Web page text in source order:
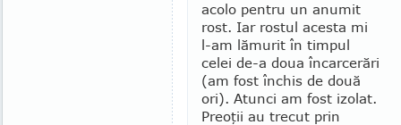
acolo pentru un anumit
rost. Iar rostul acesta mi
l-am lămurit în timpul
celei de-a doua încarcerări
(am fost închis de două
ori). Atunci am fost izolat.
Preoţii au trecut prin